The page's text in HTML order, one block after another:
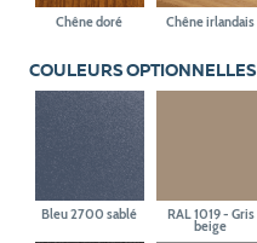
Chêne doré Chêne irlandais
COULEURS OPTIONNELLES
Bleu 2700 sablé RAL 1019 - Gris
beige